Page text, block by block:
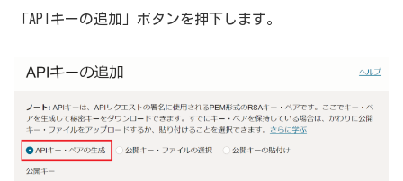
「APIキーの追加」ボタンを押下します。